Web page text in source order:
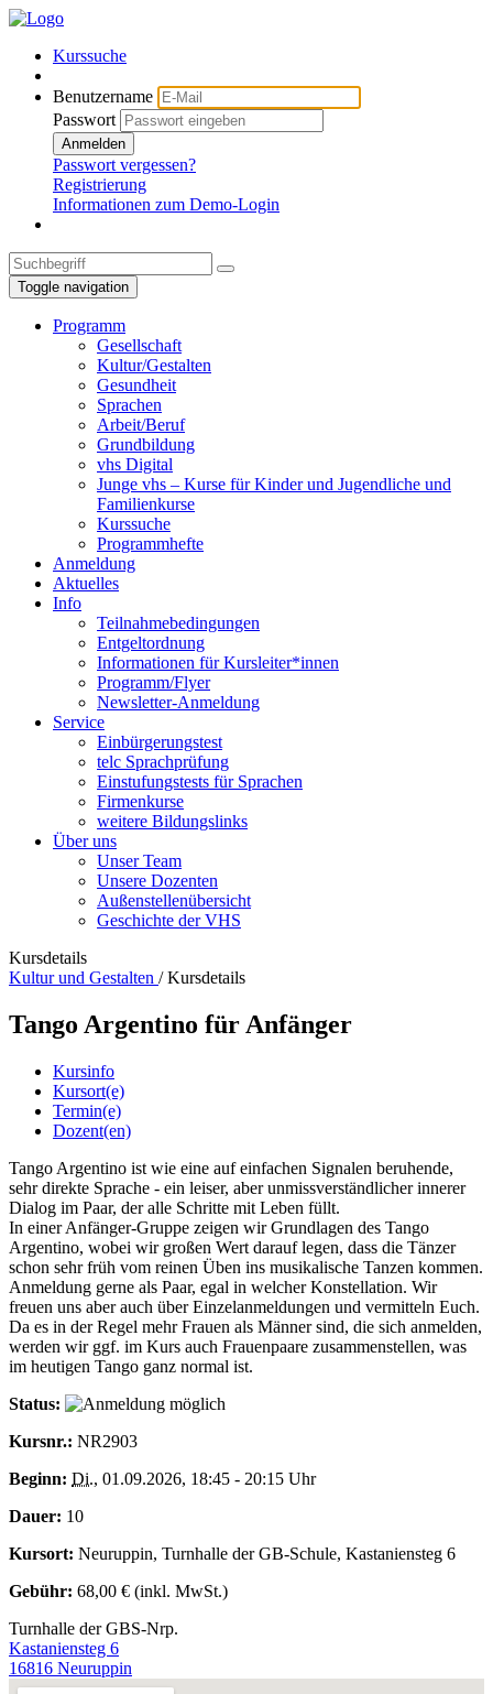
Kurssuche
Benutzername
Passwort
Anmelden
Passwort vergessen?
Registrierung
Informationen zum Demo-Login
Toggle navigation
Programm
Gesellschaft
Kultur/Gestalten
Gesundheit
Sprachen
Arbeit/Beruf
Grundbildung
vhs Digital
Junge vhs – Kurse für Kinder und Jugendliche und
Familienkurse
Kurssuche
Programmhefte
Anmeldung
Aktuelles
Info
Teilnahmebedingungen
Entgeltordnung
Informationen für Kursleiter*innen
Programm/Flyer
Newsletter-Anmeldung
Service
Einbürgerungstest
telc Sprachprüfung
Einstufungstests für Sprachen
Firmenkurse
weitere Bildungslinks
Über uns
Unser Team
Unsere Dozenten
Außenstellenübersicht
Geschichte der VHS
Kursdetails
Kultur und Gestalten /Kursdetails
Tango Argentino für Anfänger
Kursinfo
Kursort(e)
Termin(e)
Dozent(en)
Tango Argentino ist wie eine auf einfachen Signalen beruhende,
sehr direkte Sprache - ein leiser, aber unmissverständlicher innerer
Dialog im Paar, der alle Schritte mit Leben füllt.
In einer Anfänger-Gruppe zeigen wir Grundlagen des Tango
Argentino, wobei wir großen Wert darauf legen, dass die Tänzer
schon sehr früh vom reinen Üben ins musikalische Tanzen kommen.
Anmeldung gerne als Paar, egal in welcher Konstellation. Wir
freuen uns aber auch über Einzelanmeldungen und vermitteln Euch.
Da es in der Regel mehr Frauen als Männer sind, die sich anmelden,
werden wir ggf. im Kurs auch Frauenpaare zusammenstellen, was
im heutigen Tango ganz normal ist.
Status:
Kursnr.: NR2903
Beginn: Di., 01.09.2026, 18:45 - 20:15 Uhr
Dauer: 10
Kursort: Neuruppin, Turnhalle der GB-Schule, Kastaniensteg 6
Gebühr: 68,00 € (inkl. MwSt.)
Turnhalle der GBS-Nrp.
Kastaniensteg 6
16816 Neuruppin